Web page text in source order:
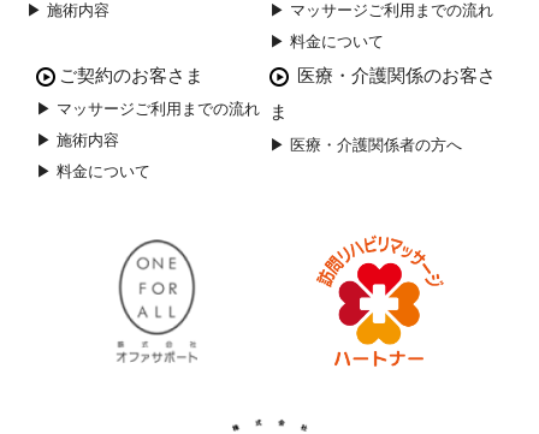
▶ 施術内容
▶ マッサージご利用までの流れ
▶ 料金について
ご契約のお客さま
▶ マッサージご利用までの流れ
▶ 施術内容
▶ 料金について
医療・介護関係のお客さ
ま
▶ 医療・介護関係者の方へ